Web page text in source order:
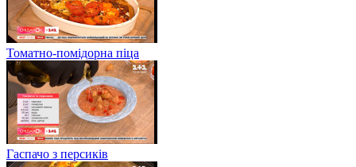
Томатно-помідорна піца
Гаспачо з персиків